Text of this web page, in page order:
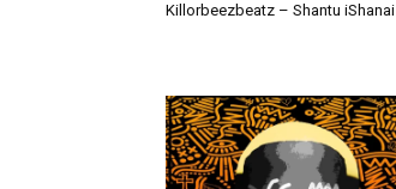
Killorbeezbeatz – Shantu iShanai